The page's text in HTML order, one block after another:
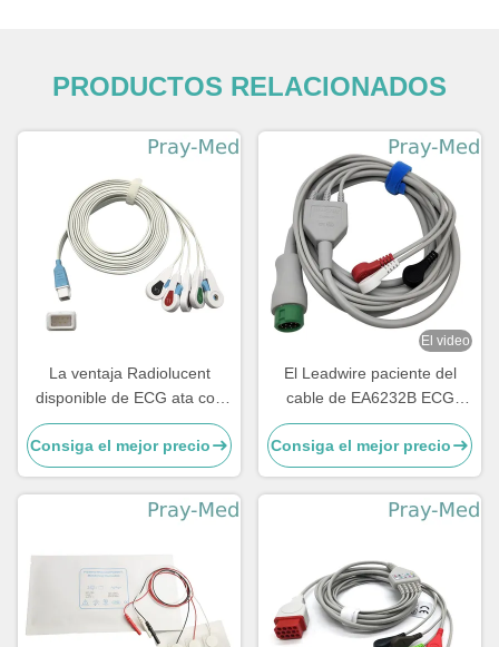
PRODUCTOS RELACIONADOS
La ventaja Radiolucent
disponible de ECG ata con
alambre el clip Covidien
compatible de 5 ventajas
Consiga el mejor precio
El video
El Leadwire paciente del
cable de EA6232B ECG
directo conecta con el
extremo rápido
Consiga el mejor precio